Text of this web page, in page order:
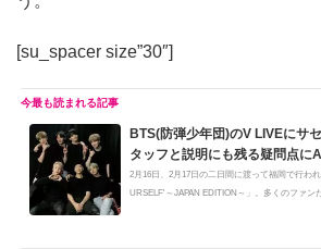
[su_spacer size”30″]
BTS(防弾少年団)のV LIVEにサ
タッフと説明にも残る疑問点に
2月16日、2月17日の二日間に渡って福岡で行わ
URSELF'～JAPAN EDITION～」。多くのファン